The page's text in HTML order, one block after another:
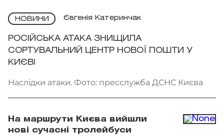
НОВИНИ Євгенія Катеринчак
РОСІЙСЬКА АТАКА ЗНИЩИЛА
СОРТУВАЛЬНИЙ ЦЕНТР НОВОЇ ПОШТИ У
КИЄВІ
Наслідки атаки. Фото: пресслужба ДСНС Києва
На маршрути Києва вийшли
нові сучасні тролейбуси